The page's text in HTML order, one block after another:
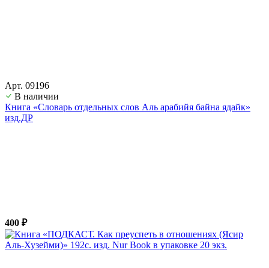
Арт. 09196
В наличии
Книга «Словарь отдельных слов Аль арабийя байна ядайк»
изд.ДР
400 ₽